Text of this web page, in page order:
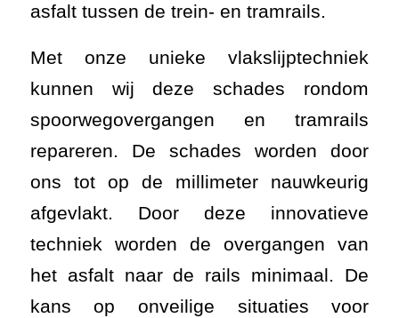
asfalt tussen de trein- en tramrails.
Met onze unieke vlakslijptechniek
kunnen wij deze schades rondom
spoorwegovergangen en tramrails
repareren. De schades worden door
ons tot op de millimeter nauwkeurig
afgevlakt. Door deze innovatieve
techniek worden de overgangen van
het asfalt naar de rails minimaal. De
kans op onveilige situaties voor